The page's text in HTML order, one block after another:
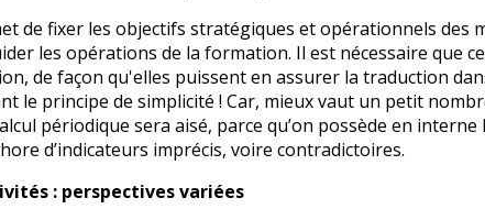
de fixer les objectifs stratégiques et opérationnels des
les opérations de la formation. Il est nécessaire que
de façon qu'elles puissent en assurer la traduction
le principe de simplicité ! Car, mieux vaut un petit
périodique sera aisé, parce qu’on possède en
d’indicateurs imprécis, voire contradictoires.
: perspectives variées